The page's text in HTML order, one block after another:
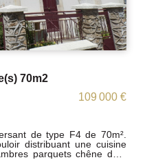
70m2
109 000 €
de type F4 de 70m².
distribuant une cuisine
parquets chêne dont